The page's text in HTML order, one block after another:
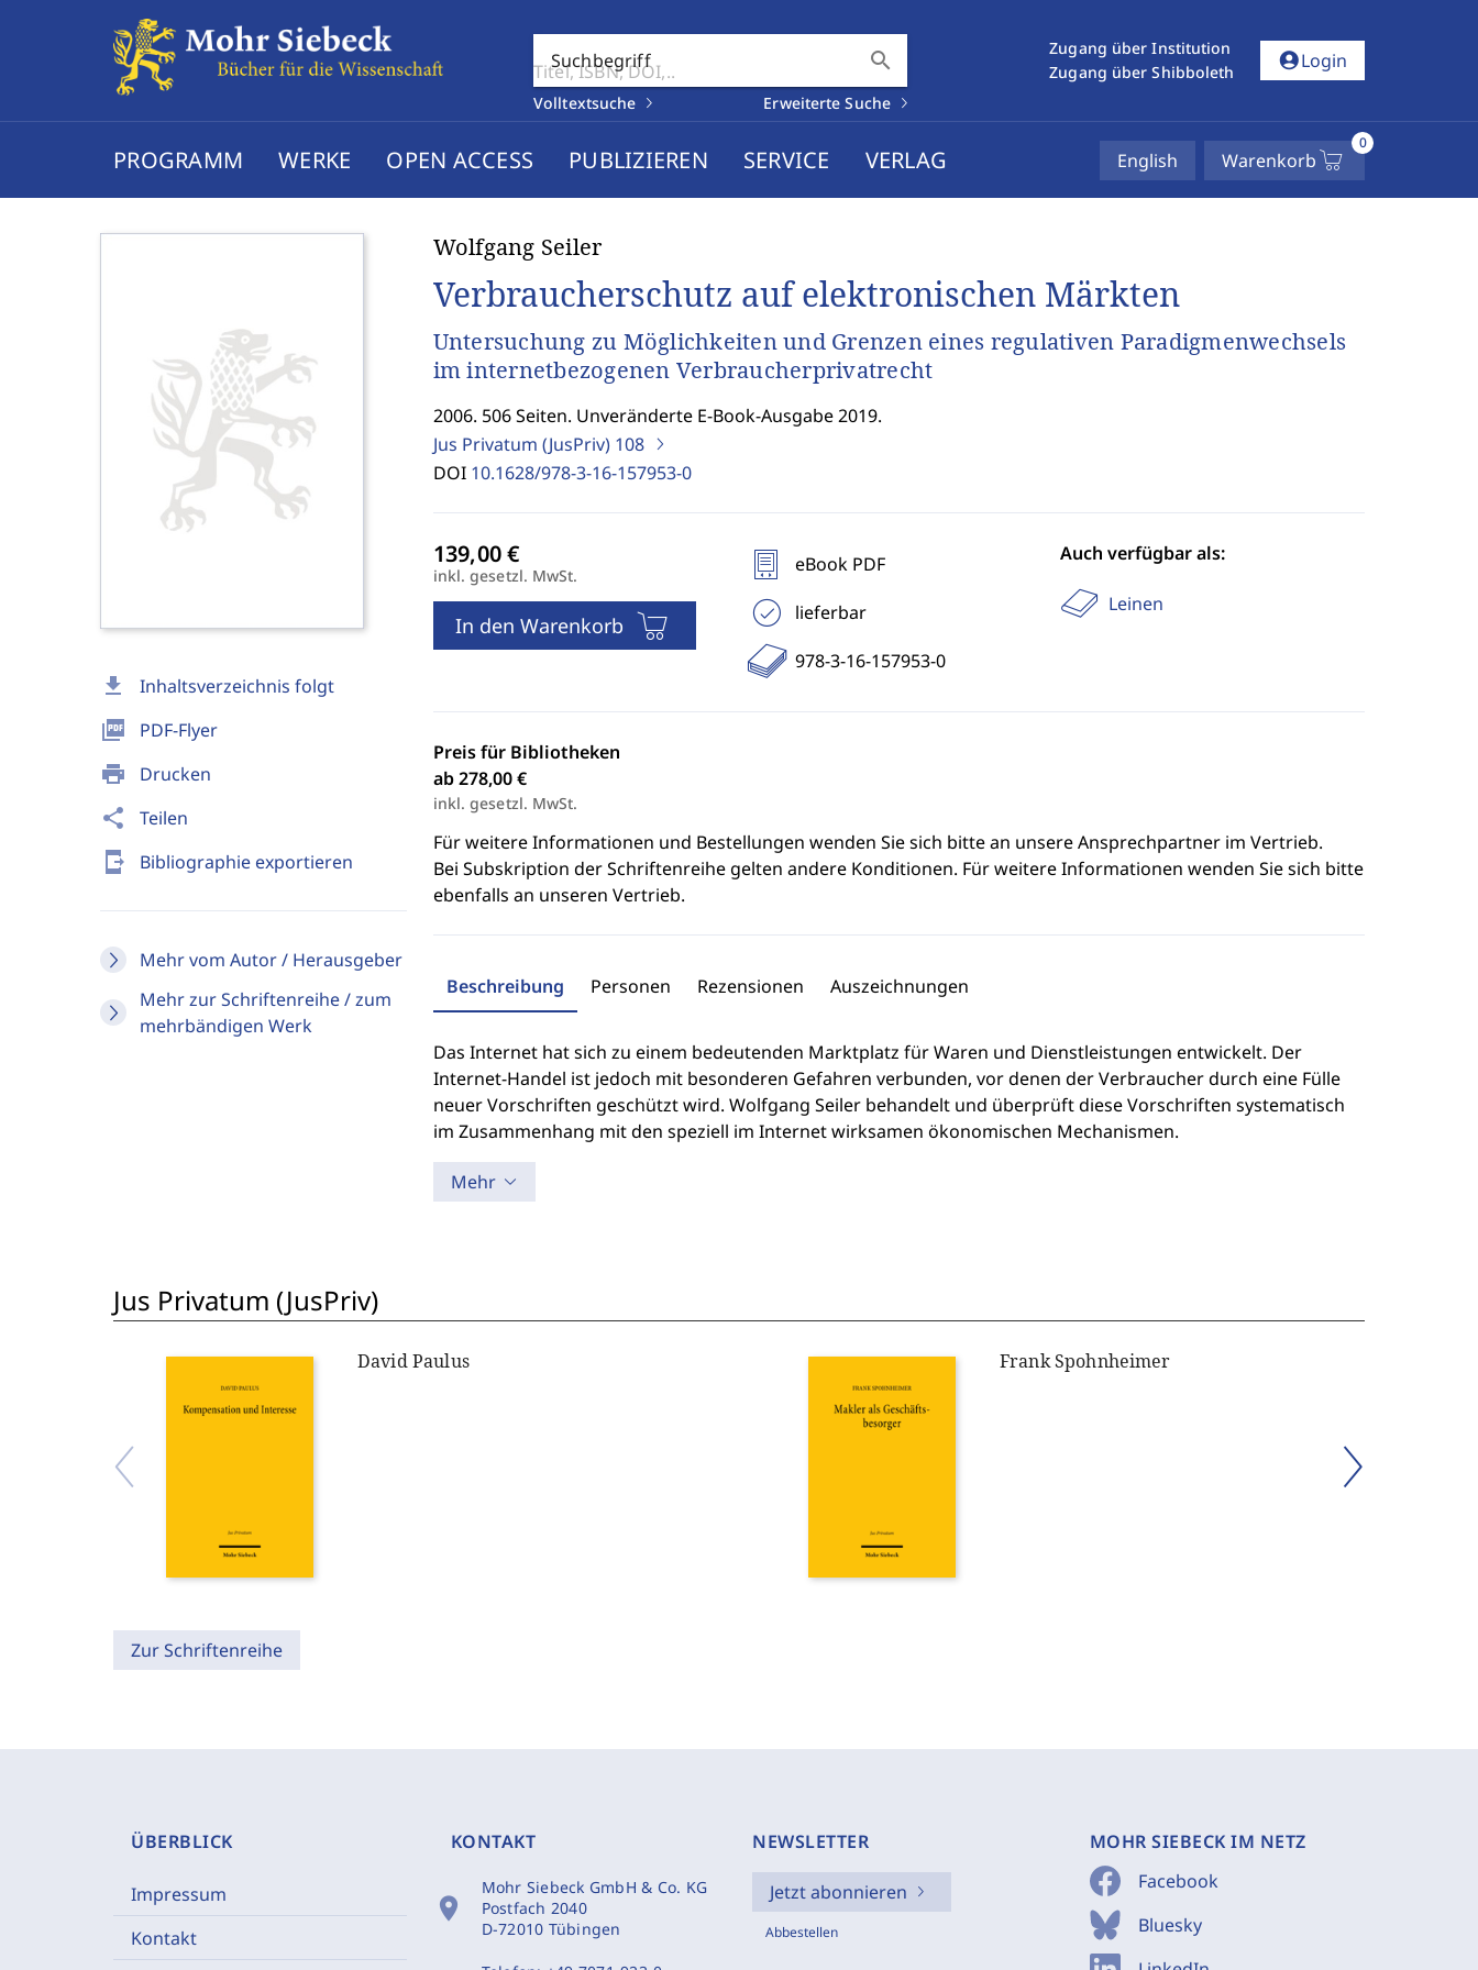
Suchbegriff search
Volltextsuche Erweiterte Suche
Zugang über Institution
Zugang über Shibboleth
account_circleLogin
PROGRAMM WERKE OPEN ACCESS PUBLIZIEREN SERVICE VERLAG English Warenkorb
0
download Inhaltsverzeichnis folgt
picture_as_pdf PDF-Flyer
print Drucken
share Teilen
send_to_mobile Bibliographie exportieren
Mehr vom Autor / Herausgeber
Mehr zur Schriftenreihe / zum
mehrbändigen Werk
Wolfgang Seiler
Verbraucherschutz auf elektronischen Märkten
Untersuchung zu Möglichkeiten und Grenzen eines regulativen Paradigmenwechsels
im internetbezogenen Verbraucherprivatrecht
2006. 506 Seiten. Unveränderte E-Book-Ausgabe 2019.
Jus Privatum (JusPriv) 108
DOI 10.1628/978-3-16-157953-0
inkl. gesetzl. MwSt.
In den Warenkorb
eBook PDF
lieferbar
978-3-16-157953-0
Auch verfügbar als:
Leinen
Preis für Bibliotheken
ab 278,00 €
inkl. gesetzl. MwSt.
Für weitere Informationen und Bestellungen wenden Sie sich bitte an unsere Ansprechpartner im Vertrieb.
Bei Subskription der Schriftenreihe gelten andere Konditionen. Für weitere Informationen wenden Sie sich bitte
ebenfalls an unseren Vertrieb.
Beschreibung Personen Rezensionen Auszeichnungen
Das Internet hat sich zu einem bedeutenden Marktplatz für Waren und Dienstleistungen entwickelt. Der
Internet-Handel ist jedoch mit besonderen Gefahren verbunden, vor denen der Verbraucher durch eine Fülle
neuer Vorschriften geschützt wird. Wolfgang Seiler behandelt und überprüft diese Vorschriften systematisch
im Zusammenhang mit den speziell im Internet wirksamen ökonomischen Mechanismen.
Mehr
Jus Privatum (JusPriv)
David Paulus Frank Spohnheimer
Zur Schriftenreihe
ÜBERBLICK
Impressum
Kontakt
KONTAKT
location_on
Mohr Siebeck GmbH & Co. KG
Postfach 2040
D-72010 Tübingen
NEWSLETTER
Jetzt abonnieren
Abbestellen
MOHR SIEBECK IM NETZ
Facebook
Bluesky